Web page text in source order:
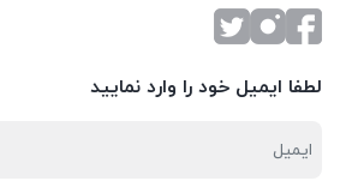
لطفا ایمیل خود را وارد نمایید